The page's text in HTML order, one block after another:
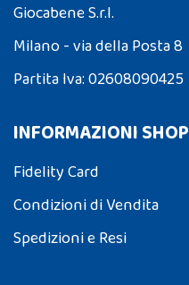
Giocabene S.r.l.
Milano - via della Posta 8
Partita Iva: 02608090425
INFORMAZIONI SHOP
Fidelity Card
Condizioni di Vendita
Spedizioni e Resi